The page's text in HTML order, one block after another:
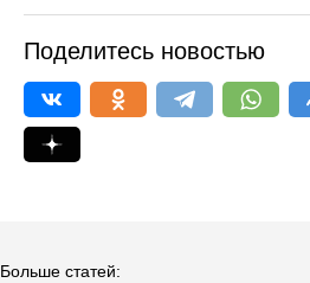
Поделитесь новостью
Больше статей: